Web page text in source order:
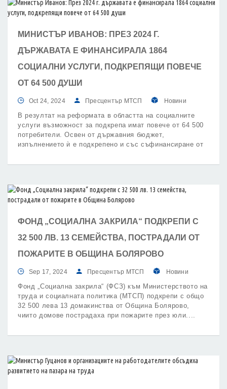
МИНИСТЪР ИВАНОВ: ПРЕЗ 2024 Г.
ДЪРЖАВАТА Е ФИНАНСИРАЛА 1864
СОЦИАЛНИ УСЛУГИ, ПОДКРЕПЯЩИ ПОВЕЧЕ
ОТ 64 500 ДУШИ
Oct 24, 2024 Пресцентър МТСП Новини
В резултат на реформата в областта на социалните
услуги възможност за подкрепа имат повече от 64 500
потребители. Освен от държавния бюджет,
изпълнението ѝ е подкрепено и със съфинансиране от
възстановяване и устойчивост са осигурени за целта
ФОНД „СОЦИАЛНА ЗАКРИЛА“ ПОДКРЕПИ С
32 500 ЛВ. 13 СЕМЕЙСТВА, ПОСТРАДАЛИ ОТ
ПОЖАРИТЕ В ОБЩИНА БОЛЯРОВО
Sep 17, 2024 Пресцентър МТСП Новини
Фонд „Социална закрила“ (ФСЗ) към Министерството на
труда и социалната политика (МТСП) подкрепи с общо
32 500 лева 13 домакинства от Община Болярово,
чиито домове пострадаха при пожарите през юли.